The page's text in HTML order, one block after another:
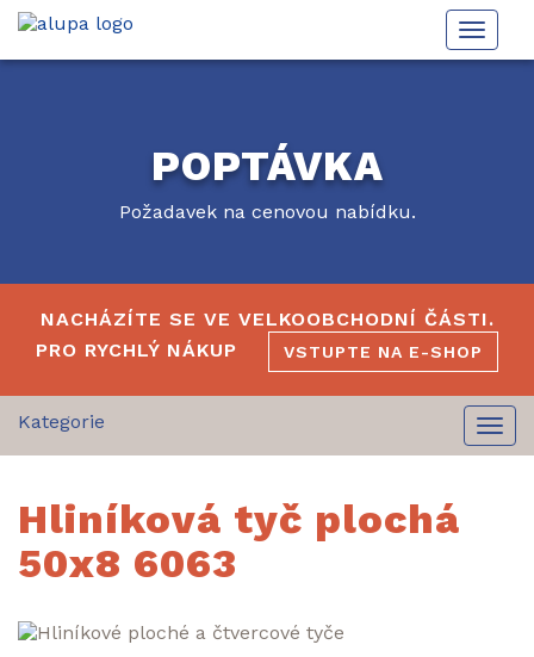
Toggle
POPTÁVKA
Požadavek na cenovou nabídku.
NACHÁZÍTE SE VE VELKOOBCHODNÍ ČÁSTI.
PRO RYCHLÝ NÁKUP
VSTUPTE NA E-SHOP
Hliníková tyč plochá
50x8 6063